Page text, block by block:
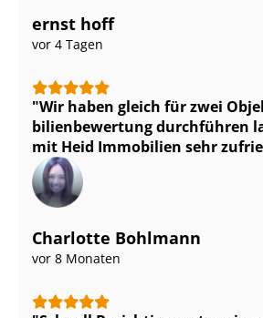
ernst hoff
vor 4 Tagen
Wir haben gleich für zwei
bi­li­en­be­wer­tung durchführen
mit Heid Immobilien sehr
Charlotte Bohlmann
vor 8 Monaten